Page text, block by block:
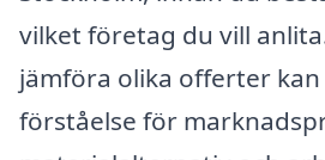
vilket företag du vill
jämföra olika offerter
förståelse för